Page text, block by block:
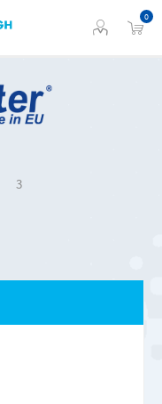
0
3